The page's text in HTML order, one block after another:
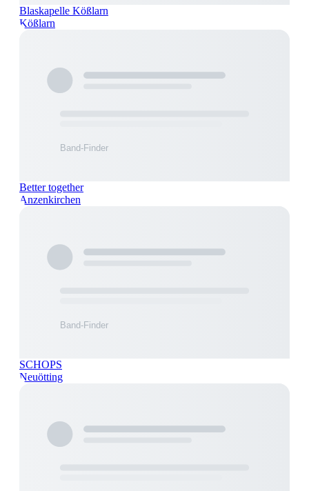
Blaskapelle Kößlarn
Kößlarn
Better together
Anzenkirchen
SCHOPS
Neuötting